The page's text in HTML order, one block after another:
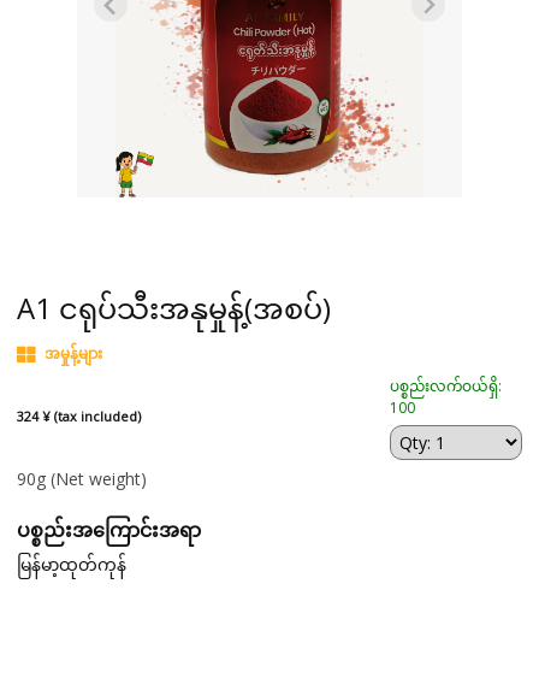
A1 ငရုပ်သီးအနုမှုန့်(အစပ်)
အမှုန့်များ
324 ¥ (tax included)
ပစ္စည်းလက်ဝယ်ရှိ:
100
90g (Net weight)
ပစ္စည်းအကြောင်းအရာ
မြန်မာ့ထုတ်ကုန်